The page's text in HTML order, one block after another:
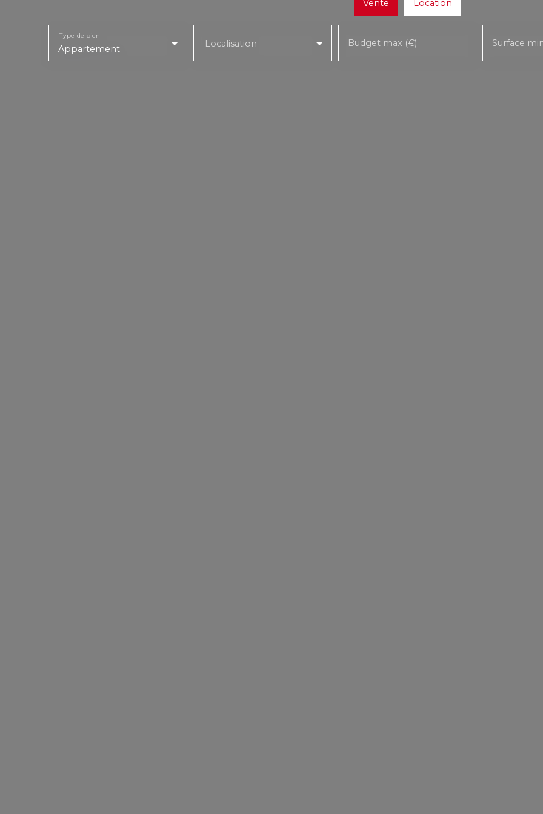
Vente Location
Appartement
Type de bien
Localisation Budget max (€) Surface